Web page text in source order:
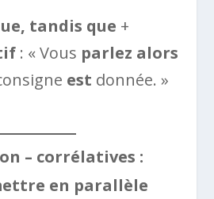
tandis que +
: « Vous parlez alors
est donnée. »
– corrélatives :
en parallèle